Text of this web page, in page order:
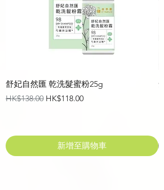
舒妃自然匯 乾洗髮蜜粉25g
一般價格
HK$138.00 促銷價格
HK$118.00
新增至購物車